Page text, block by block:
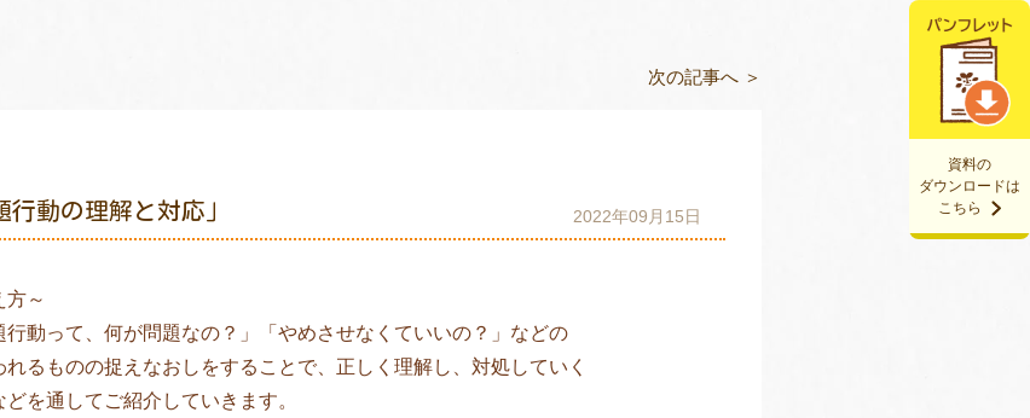
資料の
ダウンロードは
こちら
次の記事へ ＞
動の理解と対応」 2022年09月15日
方～
行動って、何が問題なの？」「やめさせなくていいの？」などの
れるものの捉えなおしをすることで、正しく理解し、対処していく
を通してご紹介していきます。